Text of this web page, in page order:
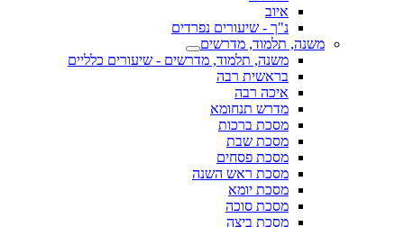
איוב
נ"ך - שיעורים נפרדים
משנה, תלמוד, מדרשים
משנה, תלמוד, מדרשים - שיעורים כלליים
בראשית רבה
איכה רבה
מדרש תנחומא
מסכת ברכות
מסכת שבת
מסכת פסחים
מסכת ראש השנה
מסכת יומא
מסכת סוכה
מסכת ביצה